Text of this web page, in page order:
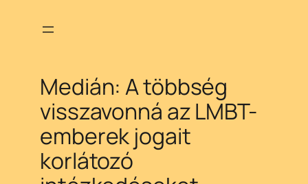
Medián: A többség
visszavonná az LMBT-
emberek jogait
korlátozó